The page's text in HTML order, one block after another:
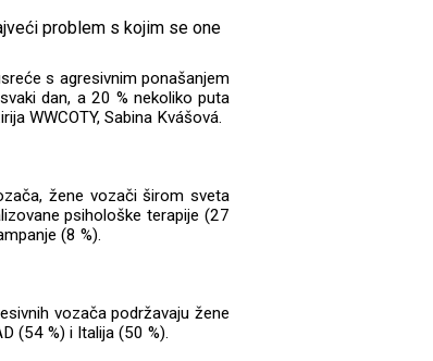
s agresivnim ponašanjem
dan, a 20 % nekoliko puta
WWCOTY, Sabina Kvášová.
žene vozači širom sveta
psihološke terapije (27
(8 %).
vozača podržavaju žene
(54 %) i Italija (50 %).